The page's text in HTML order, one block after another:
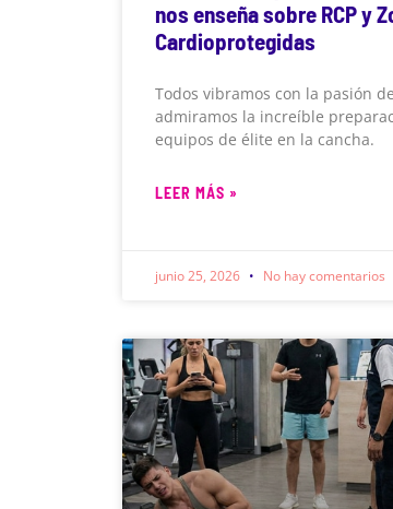
nos enseña sobre RCP y
Cardioprotegidas
Todos vibramos con la pasión
admiramos la increíble
equipos de élite en la cancha.
LEER MÁS »
junio 25, 2026 No hay comentarios